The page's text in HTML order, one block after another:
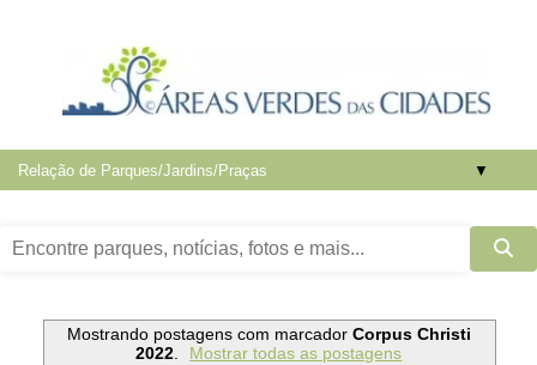
▼
Mostrando postagens com marcador Corpus Christi
2022. Mostrar todas as postagens